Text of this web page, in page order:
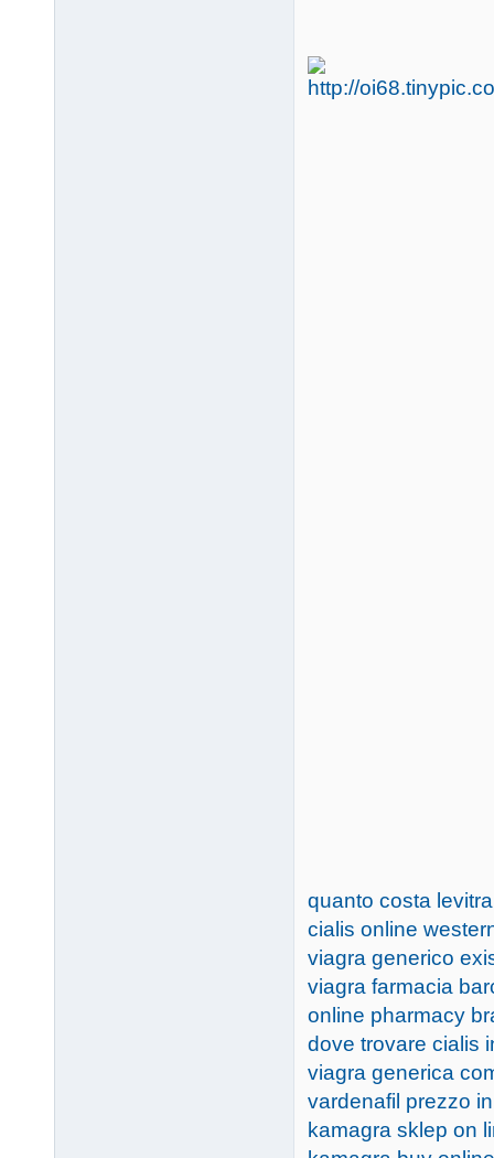
quanto costa
cialis online
viagra generico
viagra farmacia
online pharmacy
dove trovare cialis
viagra generica
vardenafil prezzo
kamagra sklep on